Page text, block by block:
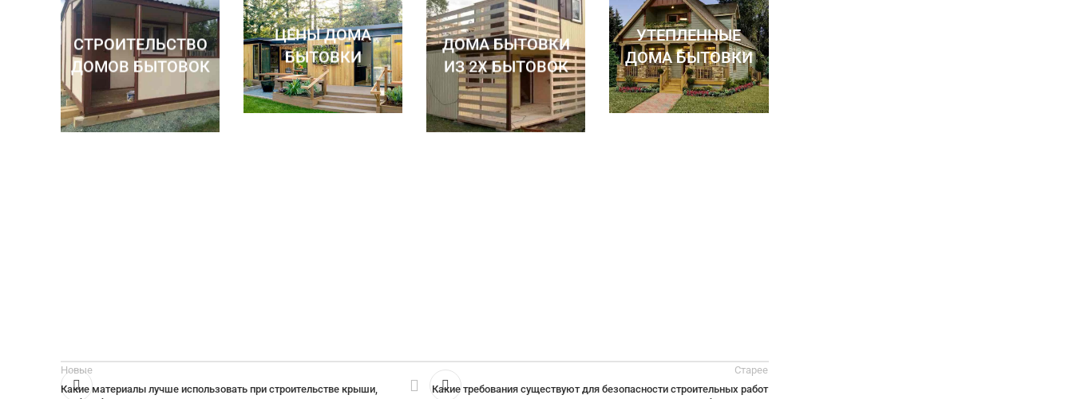
СТРОИТЕЛЬСТВО
ДОМОВ БЫТОВОК
ЦЕНЫ ДОМА
БЫТОВКИ
ДОМА БЫТОВКИ
ИЗ 2Х БЫТОВОК
УТЕПЛЕННЫЕ
ДОМА БЫТОВКИ
Новые
Какие материалы лучше использовать при строительстве крыши,
Старее
Какие требования существуют для безопасности строительных работ